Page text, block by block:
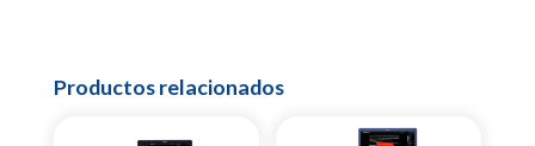
Productos relacionados